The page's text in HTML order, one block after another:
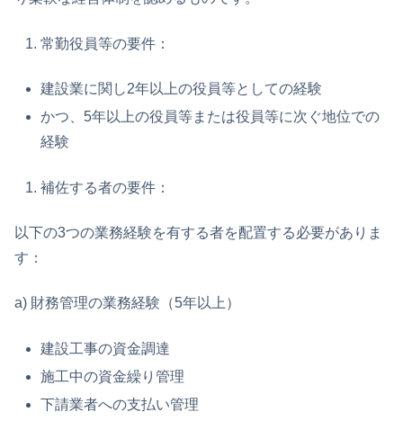
常勤役員等の要件：
建設業に関し2年以上の役員等としての経験
かつ、5年以上の役員等または役員等に次ぐ地位での
経験
補佐する者の要件：
以下の3つの業務経験を有する者を配置する必要がありま
す：
a) 財務管理の業務経験（5年以上）
建設工事の資金調達
施工中の資金繰り管理
下請業者への支払い管理